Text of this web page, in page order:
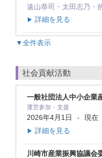
遠山恭司・太田志乃・
▶ 詳細を見る
▼全件表示
社会貢献活動
一般社団法人中小企業
運営参加・支援
2026年4月1日 - 現在
▶ 詳細を見る
川崎市産業振興協議会